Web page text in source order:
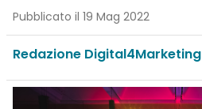
Pubblicato il 19 Mag 2022
Redazione Digital4Marketing